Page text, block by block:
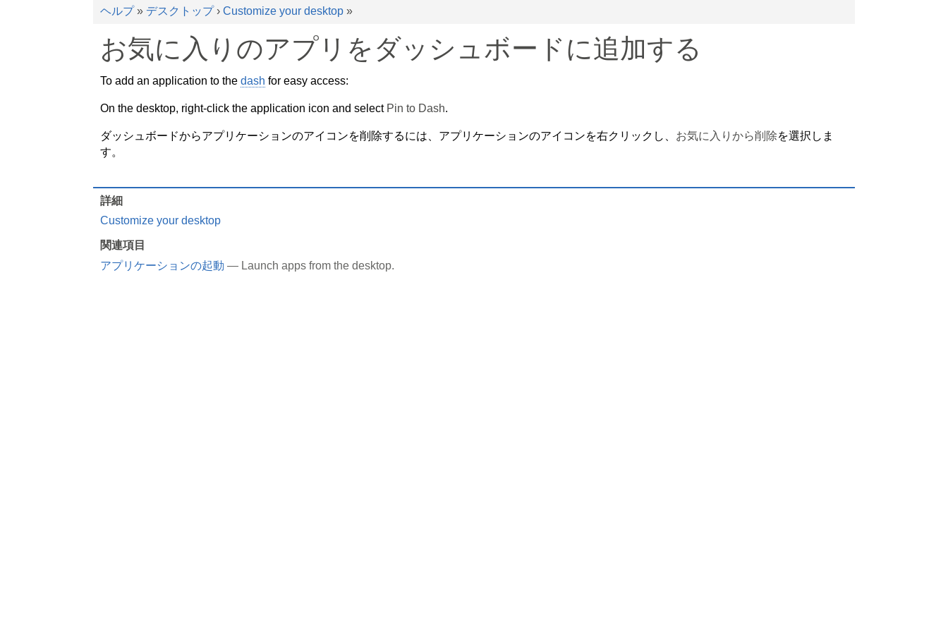
ヘルプ» デスクトップ› Customize your desktop »
お気に入りのアプリをダッシュボードに追加する
To add an application to the dash for easy access:
On the desktop, right-click the application icon and select Pin to Dash.
ダッシュボードからアプリケーションのアイコンを削除するには、アプリケーションのアイコンを右クリックし、 お気に入りから削除を選択しま
す。
詳細
Customize your desktop
関連項目
アプリケーションの起動 — Launch apps from the desktop.